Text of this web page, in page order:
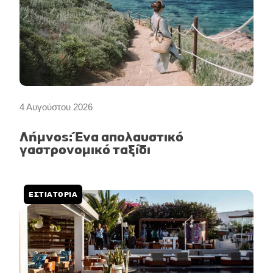
4 Αυγούστου 2026
Λήμνος: Ένα απολαυστικό
γαστρονομικό ταξίδι
ΕΣΤΙΑΤΟΡΙΑ